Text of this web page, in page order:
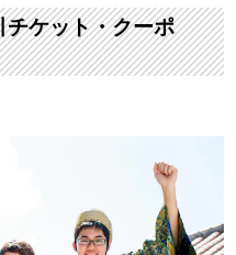
チケット・クーポ